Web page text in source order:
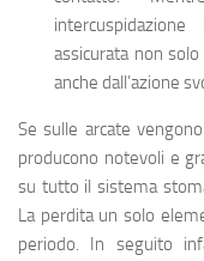
assicurata non
anche dall’azione
Se sulle arcate
producono notevoli e
su tutto il sistema
La perdita un solo
periodo. In seguito